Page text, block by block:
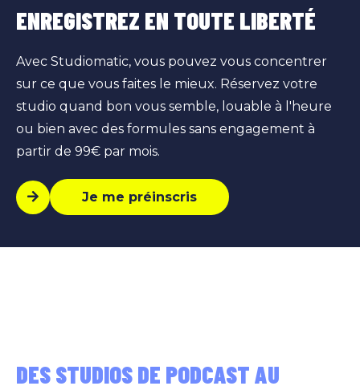
ENREGISTREZ EN TOUTE LIBERTÉ
Avec Studiomatic, vous pouvez vous concentrer
sur ce que vous faites le mieux. Réservez votre
studio quand bon vous semble, louable à l'heure
ou bien avec des formules sans engagement à
partir de 99€ par mois.
Je me préinscris
DES STUDIOS DE PODCAST AU